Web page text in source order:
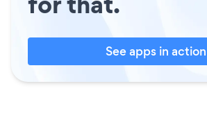
See apps in action